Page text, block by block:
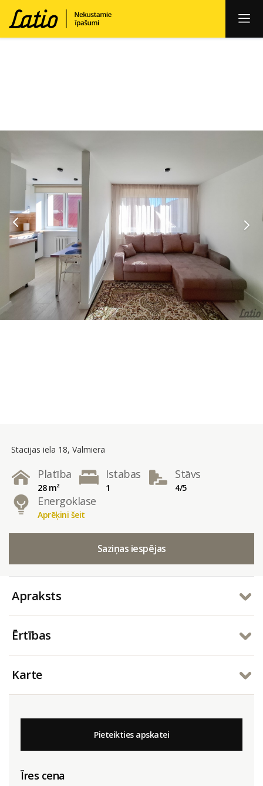
Stacijas iela 18, Valmiera
Platība
28 m²
Istabas
1
Stāvs
4/5
Energoklase
Aprēķini šeit
Saziņas iespējas
Apraksts
Ērtības
Karte
Pieteikties apskatei
Īres cena